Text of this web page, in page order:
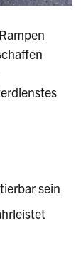
sein